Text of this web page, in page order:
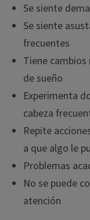
Se siente
Se siente
frecuentes
Tiene
de sueño
Experimenta
cabeza
Repite
a que algo le
Problemas
No se puede
atención